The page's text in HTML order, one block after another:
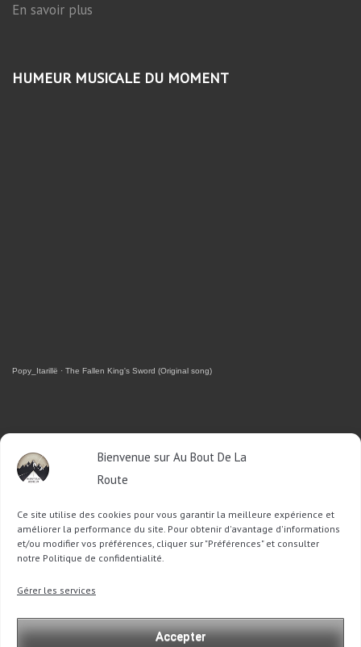
Bienvenue sur Au Bout De La
Route
Ce site utilise des cookies pour vous garantir la meilleure expérience et
améliorer la performance du site. Pour obtenir d'avantage d'informations
et/ou modifier vos préférences, cliquer sur "Préférences" et consulter
notre Politique de confidentialité.
Gérer les services
Accepter
En savoir plus
HUMEUR MUSICALE DU MOMENT
Popy_Itarillë · The Fallen King's Sword (Original song)
RETROUVEZ-MOI SUR FACEBOOK
OU SUR TWITTER
Follow @Sophie_ABDLRTweet to @Sophie_ABDLR
: